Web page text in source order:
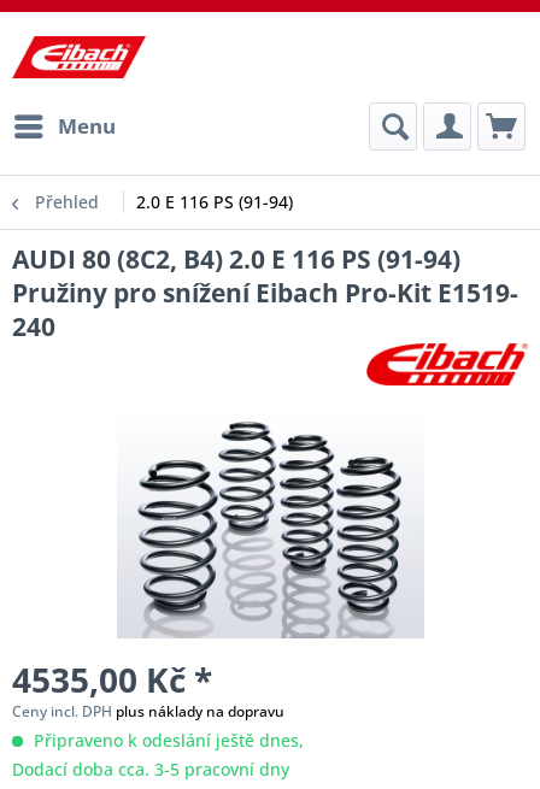
Menu
Přehled 2.0 E 116 PS (91-94)
AUDI 80 (8C2, B4) 2.0 E 116 PS (91-94)
Pružiny pro snížení Eibach Pro-Kit E1519-
240
4535,00 Kč *
Ceny incl. DPH plus náklady na dopravu
Připraveno k odeslání ještě dnes,
Dodací doba cca. 3-5 pracovní dny